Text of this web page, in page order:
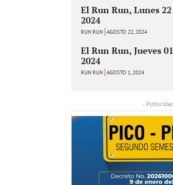
El Run Run, Lunes
2024
RUN RUN AGOSTO 22, 2024
El Run Run, Jueves
2024
RUN RUN AGOSTO 1, 2024
-